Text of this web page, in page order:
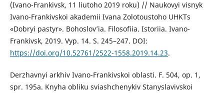
(Ivano-Frankivsk, 11 liutoho 2019 roku) // Naukovyi visnyk
Ivano-Frankivskoi akademii Ivana Zolotoustoho UHKTs
«Dobryi pastyr». Bohoslov’ia. Filosofiia. Istoriia. Ivano-
Frankivsk, 2019. Vyp. 14. S. 245–247. DOI:
https://doi.org/10.52761/2522-1558.2019.14.23.
Derzhavnyi arkhiv Ivano-Frankivskoi oblasti. F. 504, op. 1,
spr. 195a. Knyha obliku sviashchenykiv Stanyslavivskoi